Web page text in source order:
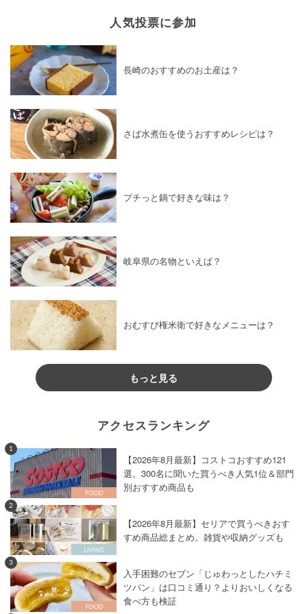
人気投票に参加
長崎のおすすめのお土産は？
さば水煮缶を使うおすすめレシピは？
プチっと鍋で好きな味は？
岐阜県の名物といえば？
おむすび権米衛で好きなメニューは？
もっと見る
アクセスランキング
1
【2026年8月最新】コストコおすすめ121
選。300名に聞いた買うべき人気1位＆部門
別おすすめ商品も
2
【2026年8月最新】セリアで買うべきおす
すめ商品総まとめ。雑貨や収納グッズも
3
入手困難のセブン「じゅわっとしたハチミ
ツパン」は口コミ通り？よりおいしくなる
食べ方も検証